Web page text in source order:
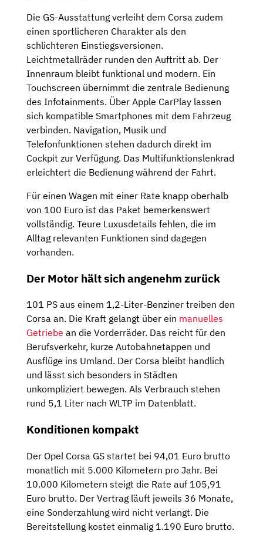
Die GS-Ausstattung verleiht dem Corsa zudem
einen sportlicheren Charakter als den
schlichteren Einstiegsversionen.
Leichtmetallräder runden den Auftritt ab. Der
Innenraum bleibt funktional und modern. Ein
Touchscreen übernimmt die zentrale Bedienung
des Infotainments. Über Apple CarPlay lassen
sich kompatible Smartphones mit dem Fahrzeug
verbinden. Navigation, Musik und
Telefonfunktionen stehen dadurch direkt im
Cockpit zur Verfügung. Das Multifunktionslenkrad
erleichtert die Bedienung während der Fahrt.
Für einen Wagen mit einer Rate knapp oberhalb
von 100 Euro ist das Paket bemerkenswert
vollständig. Teure Luxusdetails fehlen, die im
Alltag relevanten Funktionen sind dagegen
vorhanden.
Der Motor hält sich angenehm zurück
101 PS aus einem 1,2-Liter-Benziner treiben den
Corsa an. Die Kraft gelangt über ein manuelles
Getriebe an die Vorderräder. Das reicht für den
Berufsverkehr, kurze Autobahnetappen und
Ausflüge ins Umland. Der Corsa bleibt handlich
und lässt sich besonders in Städten
unkompliziert bewegen. Als Verbrauch stehen
rund 5,1 Liter nach WLTP im Datenblatt.
Konditionen kompakt
Der Opel Corsa GS startet bei 94,01 Euro brutto
monatlich mit 5.000 Kilometern pro Jahr. Bei
10.000 Kilometern steigt die Rate auf 105,91
Euro brutto. Der Vertrag läuft jeweils 36 Monate,
eine Sonderzahlung wird nicht verlangt. Die
Bereitstellung kostet einmalig 1.190 Euro brutto.